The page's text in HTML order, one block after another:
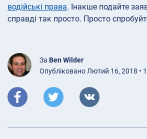
водійські права. Інакше подайте
справді так просто. Просто
За Ben Wilder
Опубліковано Лютий 16, 2018 •